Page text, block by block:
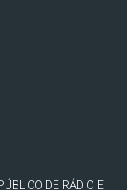
DE RÁDIO E